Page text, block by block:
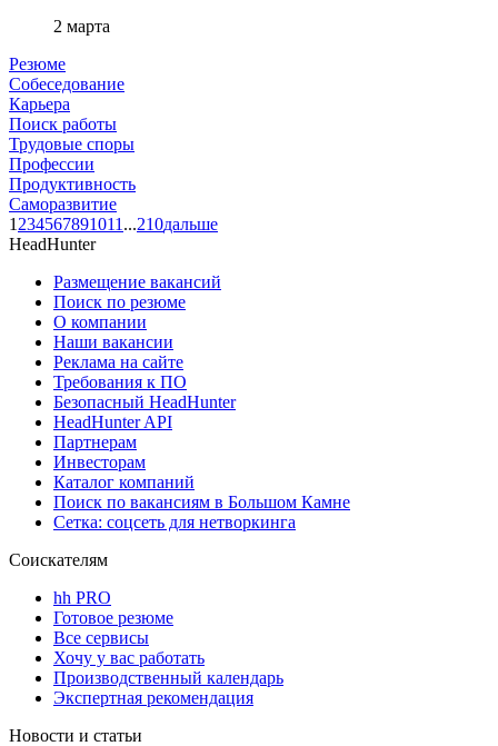
2 марта
Резюме
Собеседование
Карьера
Поиск работы
Трудовые споры
Профессии
Продуктивность
Саморазвитие
1 234567891011 ...210дальше
HeadHunter
Размещение вакансий
Поиск по резюме
О компании
Наши вакансии
Реклама на сайте
Требования к ПО
Безопасный HeadHunter
HeadHunter API
Партнерам
Инвесторам
Каталог компаний
Поиск по вакансиям в Большом Камне
Сетка: соцсеть для нетворкинга
Соискателям
hh PRO
Готовое резюме
Все сервисы
Хочу у вас работать
Производственный календарь
Экспертная рекомендация
Новости и статьи